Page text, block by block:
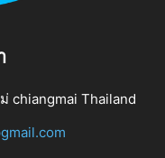
chiangmai Thailand